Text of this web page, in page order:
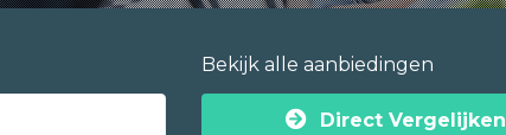
Bekijk alle aanbiedingen
Direct Vergelijken